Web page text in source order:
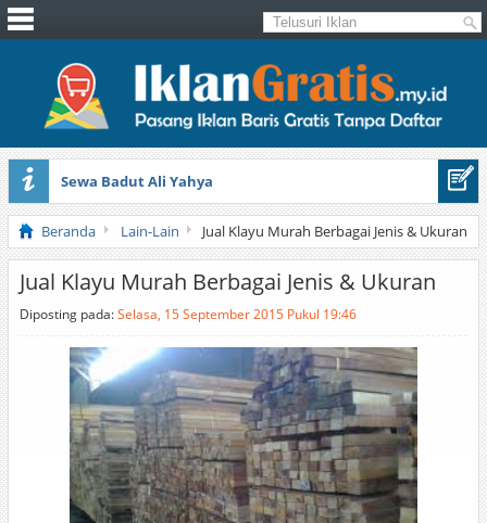
Sewa Badut Ali Yahya
Honda Brio 1.3 E AT CBU 2012 Putih
Beranda
Lain-Lain Jual Klayu Murah Berbagai Jenis & Ukuran
Jual Klayu Murah Berbagai Jenis & Ukuran
Diposting pada:Selasa, 15 September 2015 Pukul 19:46